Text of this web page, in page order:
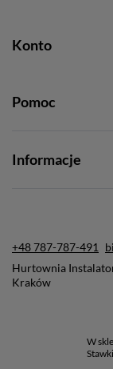
Konto
Pomoc
Informacje
+48 787-787-491
Hurtownia
Kraków
W